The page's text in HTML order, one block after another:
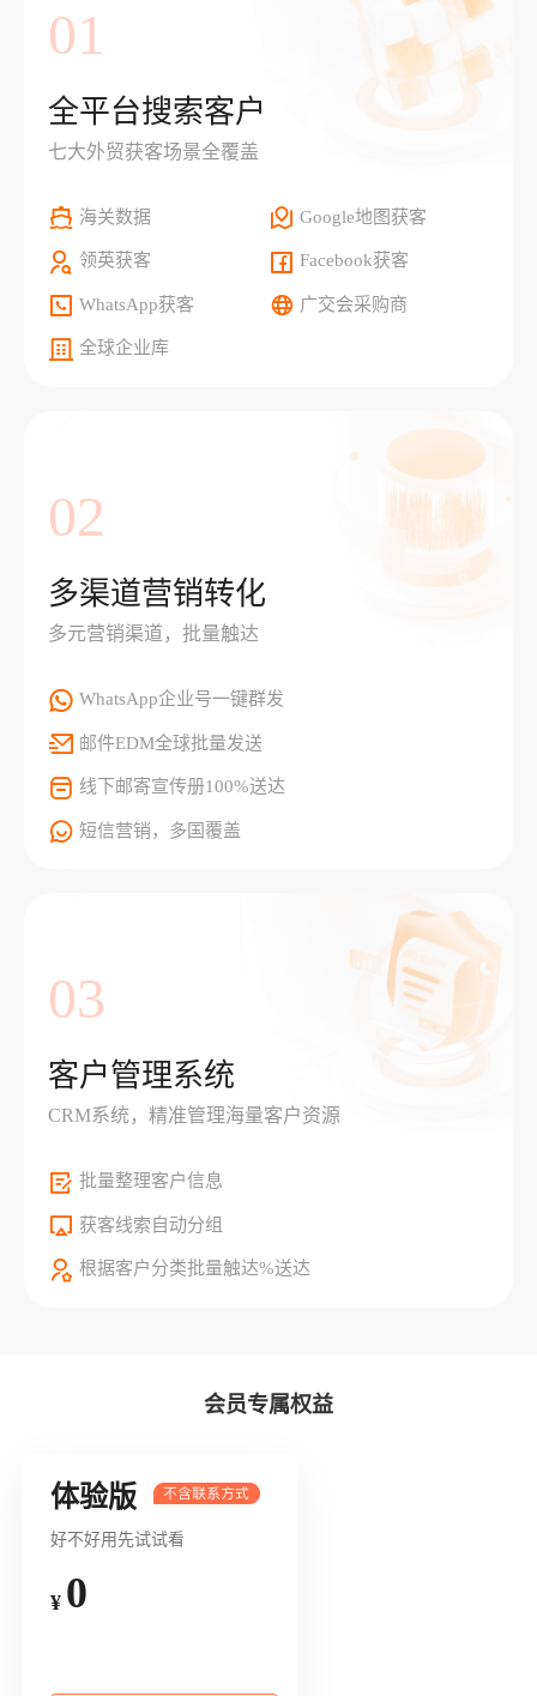
01
全平台搜索客户
七大外贸获客场景全覆盖
海关数据 Google地图获客
领英获客 Facebook获客
WhatsApp获客 广交会采购商
全球企业库
02
多渠道营销转化
多元营销渠道，批量触达
WhatsApp企业号一键群发
邮件EDM全球批量发送
线下邮寄宣传册100%送达
短信营销，多国覆盖
03
客户管理系统
CRM系统，精准管理海量客户资源
批量整理客户信息
获客线索自动分组
根据客户分类批量触达%送达
会员专属权益
体验版
好不好用先试试看
¥ 0